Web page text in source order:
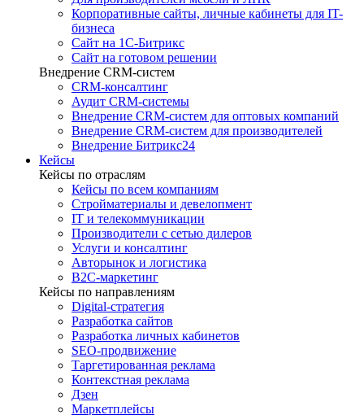
Корпоративные сайты, личные кабинеты для IT-
бизнеса
Сайт на 1С-Битрикс
Сайт на готовом решении
Внедрение CRM-систем
CRM-консалтинг
Аудит CRM-системы
Внедрение CRM-систем для оптовых компаний
Внедрение CRM-систем для производителей
Внедрение Битрикс24
Кейсы
Кейсы по отраслям
Кейсы по всем компаниям
Стройматериалы и девелопмент
IT и телекоммуникации
Производители с сетью дилеров
Услуги и консалтинг
Авторынок и логистика
B2С-маркетинг
Кейсы по направлениям
Digital-стратегия
Разработка сайтов
Разработка личных кабинетов
SEO-продвижение
Таргетированная реклама
Контекстная реклама
Дзен
Маркетплейсы